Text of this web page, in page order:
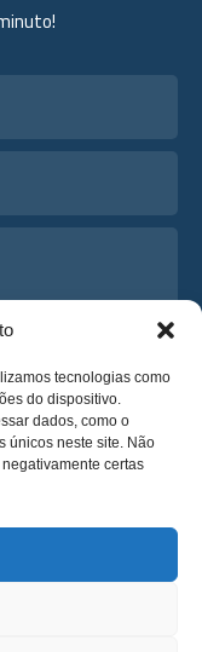
tecnologias como
do dispositivo.
dados, como o
únicos neste site. Não
certas